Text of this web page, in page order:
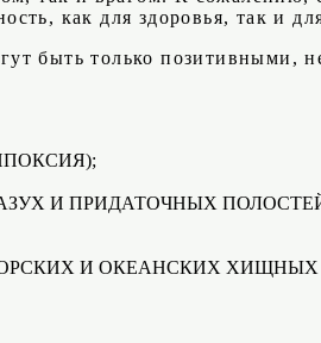
как для здоровья, так и
быть только позитивными,
И ПРИДАТОЧНЫХ
И ОКЕАНСКИХ ХИЩНЫХ